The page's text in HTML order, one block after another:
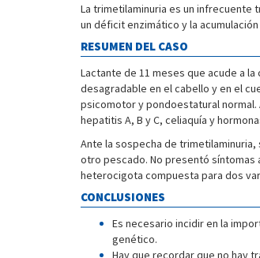
La trimetilaminuria es un infrecuente
un déficit enzimático y la
RESUMEN DEL CASO
Lactante de 11 meses que acude a
desagradable en el cabello y en el
psicomotor y pondoestatural
hepatitis A, B y C, celiaquía y
Ante la sospecha de
otro pescado. No presentó
heterocigota compuesta para dos
CONCLUSIONES
Es necesario incidir en la
genético.
Hay que recordar que no hay